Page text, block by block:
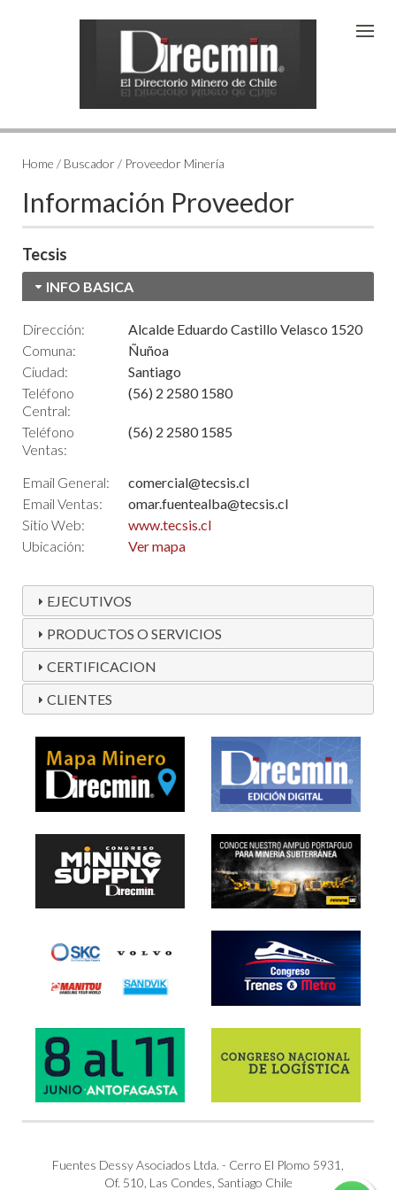
Home / Buscador / Proveedor Minería
Información Proveedor
Tecsis
INFO BASICA
Dirección:
Alcalde Eduardo Castillo Velasco 1520
Comuna:
Ñuñoa
Ciudad:
Santiago
Teléfono
Central:
(56) 2 2580 1580
Teléfono
Ventas:
(56) 2 2580 1585
Email General:
comercial@tecsis.cl
Email Ventas:
omar.fuentealba@tecsis.cl
Sitio Web:
www.tecsis.cl
Ubicación:
Ver mapa
EJECUTIVOS
PRODUCTOS O SERVICIOS
CERTIFICACION
CLIENTES
Fuentes Dessy Asociados Ltda. - Cerro El Plomo 5931,
Of. 510, Las Condes, Santiago Chile